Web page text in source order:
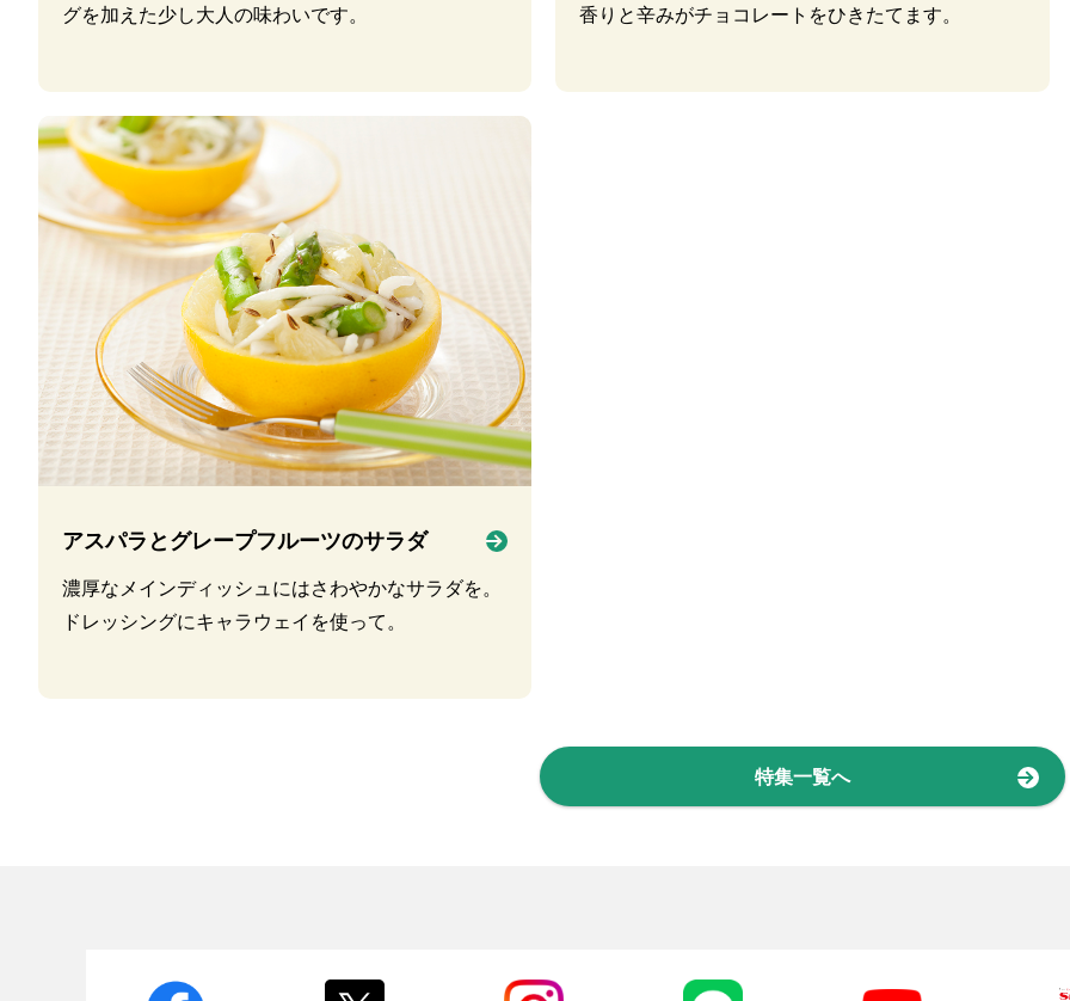
グを加えた少し大人の味わいです。
香りと辛みがチョコレートをひきたてます。
アスパラとグレープフルーツのサラダ
濃厚なメインディッシュにはさわやかなサラダを。
ドレッシングにキャラウェイを使って。
特集一覧へ